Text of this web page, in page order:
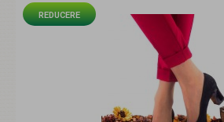
Culoare: Bej Pantofii sunt
REDUCERE